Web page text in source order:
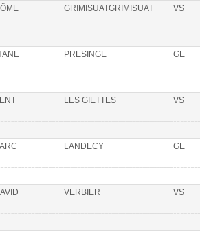
GRIMISUATGRIMISUAT VS
PRESINGE GE
LES GIETTES VS
LANDECY GE
VERBIER VS